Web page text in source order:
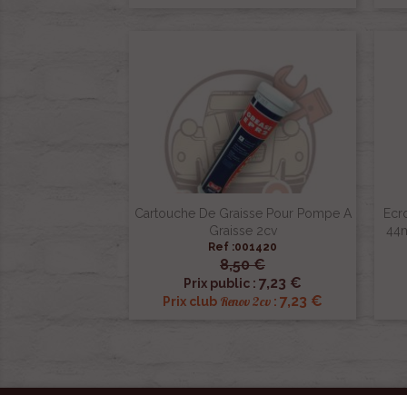
Cartouche De Graisse Pour Pompe A
Graisse 2cv
Ref :001420
8,50 €
Prix public : 7,23 €
Prix club Renov 2cv : 7,23 €
 Aperçu rapide